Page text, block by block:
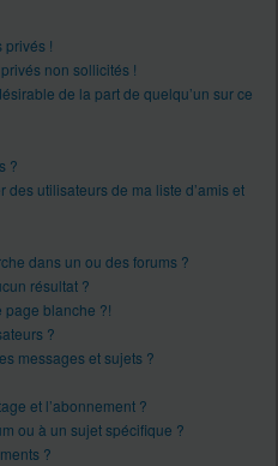
privés !
non sollicités !
de la part de quelqu’un sur ce
?
utilisateurs de ma liste d’amis et
dans un ou des forums ?
résultat ?
page blanche ?!
?
messages et sujets ?
et l’abonnement ?
ou à un sujet spécifique ?
?